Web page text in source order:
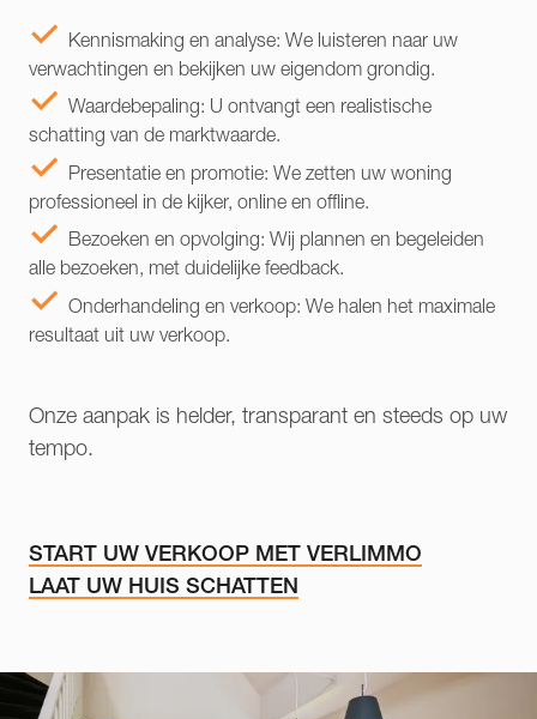
Kennismaking en analyse: We luisteren naar uw
verwachtingen en bekijken uw eigendom grondig.
Waardebepaling: U ontvangt een realistische
schatting van de marktwaarde.
Presentatie en promotie: We zetten uw woning
professioneel in de kijker, online en offline.
Bezoeken en opvolging: Wij plannen en begeleiden
alle bezoeken, met duidelijke feedback.
Onderhandeling en verkoop: We halen het maximale
resultaat uit uw verkoop.
Onze aanpak is helder, transparant en steeds op uw
tempo.
START UW VERKOOP MET VERLIMMO
LAAT UW HUIS SCHATTEN